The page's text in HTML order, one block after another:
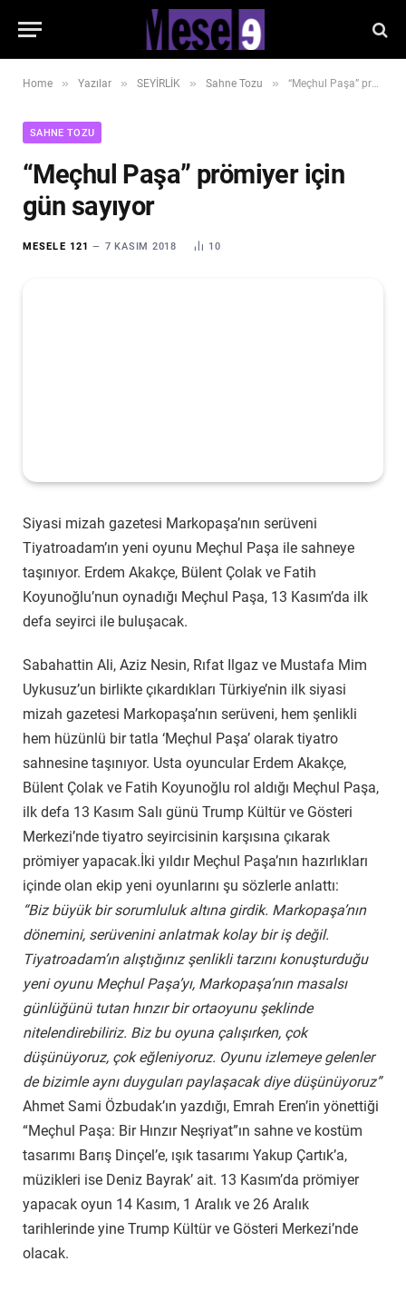
Home » Yazılar » SEYİRLİK » Sahne Tozu » “Meçhul Paşa” prömiyer için gün sayıyor
SAHNE TOZU
“Meçhul Paşa” prömiyer için
gün sayıyor
MESELE 121 7 KASIM 2018 10
Siyasi mizah gazetesi Markopaşa’nın serüveni
Tiyatroadam’ın yeni oyunu Meçhul Paşa ile sahneye
taşınıyor. Erdem Akakçe, Bülent Çolak ve Fatih
Koyunoğlu’nun oynadığı Meçhul Paşa, 13 Kasım’da ilk
defa seyirci ile buluşacak.
Sabahattin Ali, Aziz Nesin, Rıfat Ilgaz ve Mustafa Mim
Uykusuz’un birlikte çıkardıkları Türkiye’nin ilk siyasi
mizah gazetesi Markopaşa’nın serüveni, hem şenlikli
hem hüzünlü bir tatla ‘Meçhul Paşa’ olarak tiyatro
sahnesine taşınıyor. Usta oyuncular Erdem Akakçe,
Bülent Çolak ve Fatih Koyunoğlu rol aldığı Meçhul Paşa,
ilk defa 13 Kasım Salı günü Trump Kültür ve Gösteri
Merkezi’nde tiyatro seyircisinin karşısına çıkarak
prömiyer yapacak.İki yıldır Meçhul Paşa’nın hazırlıkları
içinde olan ekip yeni oyunlarını şu sözlerle anlattı:
“Biz büyük bir sorumluluk altına girdik. Markopaşa’nın
dönemini, serüvenini anlatmak kolay bir iş değil.
Tiyatroadam’ın alıştığınız şenlikli tarzını konuşturduğu
yeni oyunu Meçhul Paşa’yı, Markopaşa’nın masalsı
günlüğünü tutan hınzır bir ortaoyunu şeklinde
nitelendirebiliriz. Biz bu oyuna çalışırken, çok
düşünüyoruz, çok eğleniyoruz. Oyunu izlemeye gelenler
de bizimle aynı duyguları paylaşacak diye düşünüyoruz”
Ahmet Sami Özbudak’ın yazdığı, Emrah Eren’in yönettiği
“Meçhul Paşa: Bir Hınzır Neşriyat”ın sahne ve kostüm
tasarımı Barış Dinçel’e, ışık tasarımı Yakup Çartık’a,
müzikleri ise Deniz Bayrak’ ait. 13 Kasım’da prömiyer
yapacak oyun 14 Kasım, 1 Aralık ve 26 Aralık
tarihlerinde yine Trump Kültür ve Gösteri Merkezi’nde
olacak.